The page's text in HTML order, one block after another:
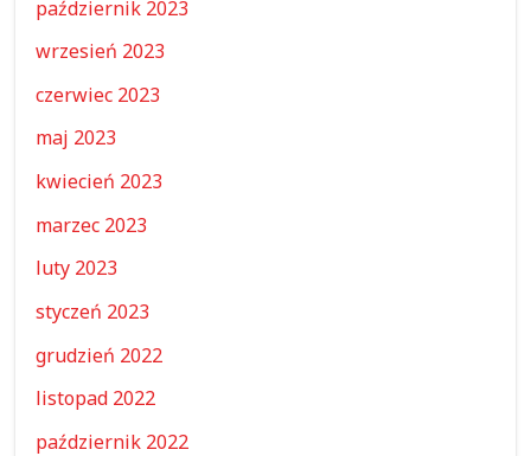
październik 2023
wrzesień 2023
czerwiec 2023
maj 2023
kwiecień 2023
marzec 2023
luty 2023
styczeń 2023
grudzień 2022
listopad 2022
październik 2022